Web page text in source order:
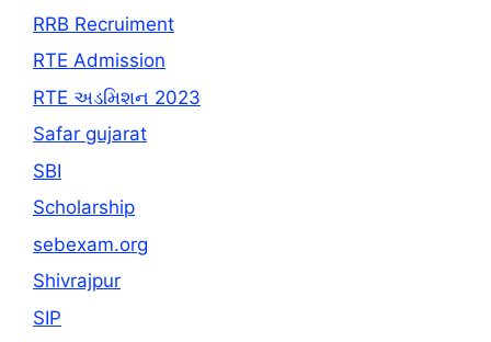
RRB Recruiment
RTE Admission
RTE અડમિશન 2023
Safar gujarat
SBI
Scholarship
sebexam.org
Shivrajpur
SIP